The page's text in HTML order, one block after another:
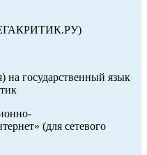
на государственный язык
(для сетевого